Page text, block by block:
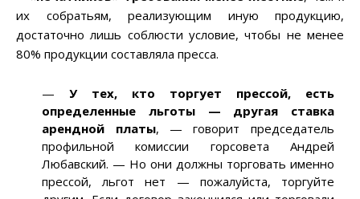
их собратьям, реализующим иную продукцию,
достаточно лишь соблюсти условие, чтобы не менее
80% продукции составляла пресса.
—
У тех, кто торгует прессой, есть
определенные льготы — другая ставка
арендной платы, — говорит председатель
профильной комиссии горсовета Андрей
Любавский. — Но они должны торговать именно
прессой, льгот нет — пожалуйста, торгуйте